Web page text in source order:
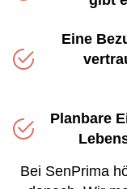
Eine
Planbare
Bei SenPrima